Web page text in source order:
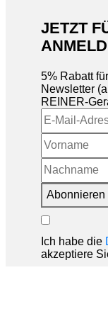
JETZT
5% Rabatt
Newsletter
REINER-
Abonnieren
Ich habe die
akzeptiere